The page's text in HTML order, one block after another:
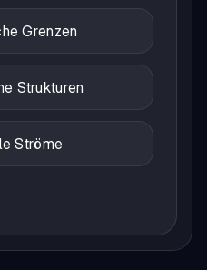
Grenzen
Strukturen
Ströme